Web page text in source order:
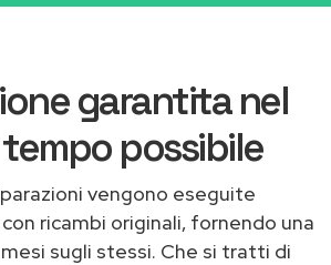
garantita nel
possibile
vengono eseguite
ricambi originali, fornendo una
mesi sugli stessi. Che si tratti di